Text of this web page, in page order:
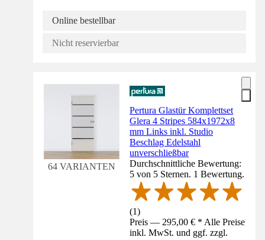
Online bestellbar
Nicht reservierbar
64 VARIANTEN
Pertura Glastür Komplettset
Glera 4 Stripes 584x1972x8
mm Links inkl. Studio
Beschlag Edelstahl
unverschließbar
Durchschnittliche Bewertung:
5 von 5 Sternen. 1 Bewertung.
(1)
Preis — 295,00 € * Alle Preise
inkl. MwSt. und ggf. zzgl.